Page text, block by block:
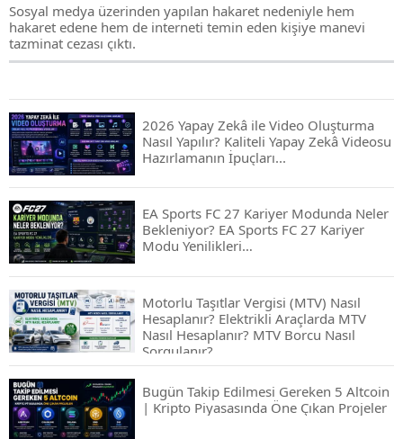
Sosyal medya üzerinden yapılan hakaret nedeniyle hem
hakaret edene hem de interneti temin eden kişiye manevi
tazminat cezası çıktı.
2026 Yapay Zekâ ile Video Oluşturma
Nasıl Yapılır? Kaliteli Yapay Zekâ Videosu
Hazırlamanın İpuçları...
EA Sports FC 27 Kariyer Modunda Neler
Bekleniyor? EA Sports FC 27 Kariyer
Modu Yenilikleri…
Motorlu Taşıtlar Vergisi (MTV) Nasıl
Hesaplanır? Elektrikli Araçlarda MTV
Nasıl Hesaplanır? MTV Borcu Nasıl
Sorgulanır?
Bugün Takip Edilmesi Gereken 5 Altcoin
| Kripto Piyasasında Öne Çıkan Projeler